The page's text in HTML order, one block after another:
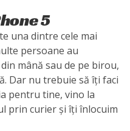
5
una dintre cele mai
persoane au
mână sau de pe birou,
Dar nu trebuie să îți faci
pentru tine, vino la
prin curier și îți înlocuim